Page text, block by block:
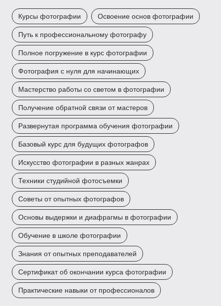
Курсы фотографии Освоение основ фотографии
Путь к профессиональному фотографу
Полное погружение в курс фотографии
Фотография с нуля для начинающих
Мастерство работы со светом в фотографии
Получение обратной связи от мастеров
Развернутая программа обучения фотографии
Базовый курс для будущих фотографов
Искусство фотографии в разных жанрах
Техники студийной фотосъемки
Советы от опытных фотографов
Основы выдержки и диафрагмы в фотографии
Обучение в школе фотографии
Знания от опытных преподавателей
Сертификат об окончании курса фотографии
Практические навыки от профессионалов